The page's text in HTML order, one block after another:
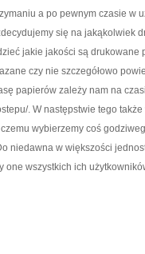
a po pewnym czasie w
się na jakąkolwiek
jakie jakości są
czy nie szczegółowo
papierów zależy nam na
. W następstwie tego
wybierzemy coś
niedawna w większości
one wszystkich ich